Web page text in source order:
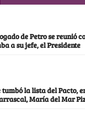
de Petro se reunió
a su jefe, el Presidente
la lista del Pacto,
María del Mar